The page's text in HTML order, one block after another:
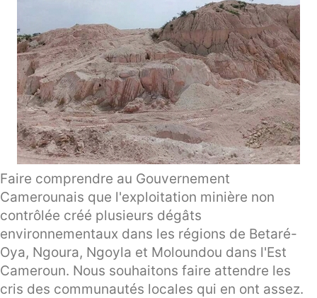
Faire comprendre au Gouvernement
Camerounais que l'exploitation minière non
contrôlée créé plusieurs dégâts
environnementaux dans les régions de Betaré-
Oya, Ngoura, Ngoyla et Moloundou dans l'Est
Cameroun. Nous souhaitons faire attendre les
cris des communautés locales qui en ont assez.